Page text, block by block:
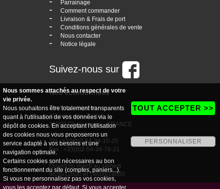
Parrainage
- Comment commander
- Livraison & Frais de port
- Conditions générales de vente
- Nous contacter
- Notice légale
Suivez-nous sur
Nos coordonnées
boutique Vogaine
35, rue Ledru Rollin
36000 Chateauroux - FRANCE
Tél : +33(0)2-54-34-15-25
Fax : +33(0)2-54-34-76-21
Ouvert du mardi au samedi
9h30/12h00 et 14h00/19h00
Nous sommes attachés au respect de votre
vie privée.
Nous souhaitons être totalement transparents
quant à l'utilisation de vos données via le
dépôt de cookies. En acceptant l'utilisation
des cookies nous vous proposerons un
service adapté à vos besoins et une
navigation optimale.
Certains cookies sont nécessaires au bon
fonctionnement du site (comptes, paniers...).
Si vous ne personnalisez pas vos cookies,
vous les acceptez par défaut. Si vous accepter
TOUT ACCEPTER >>
PERSONNALISER